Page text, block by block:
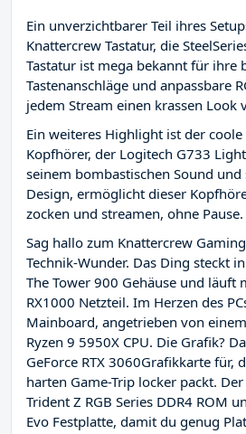
Ein unverzichtbarer Teil ihres
Knattercrew Tastatur, die
Tastatur ist mega bekannt für ihre
Tastenanschläge und anpassbare
jedem Stream einen krassen Look
Ein weiteres Highlight ist der
Kopfhörer, der Logitech G733
seinem bombastischen Sound
Design, ermöglicht dieser
zocken und streamen, ohne Pause.
Sag hallo zum Knattercrew
Technik-Wunder. Das Ding steckt
The Tower 900 Gehäuse und läuft
RX1000 Netzteil. Im Herzen des
Mainboard, angetrieben von
Ryzen 9 5950X CPU. Die Grafik?
GeForce RTX 3060Grafikkarte für,
harten Game-Trip locker packt. Der
Trident Z RGB Series DDR4 ROM
Evo Festplatte, damit du genug